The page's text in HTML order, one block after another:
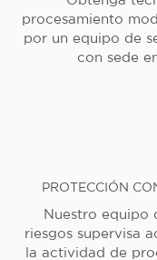
procesamiento
por un equipo de
con sede
PROTECCIÓN
Nuestro equipo
riesgos supervisa
la actividad de